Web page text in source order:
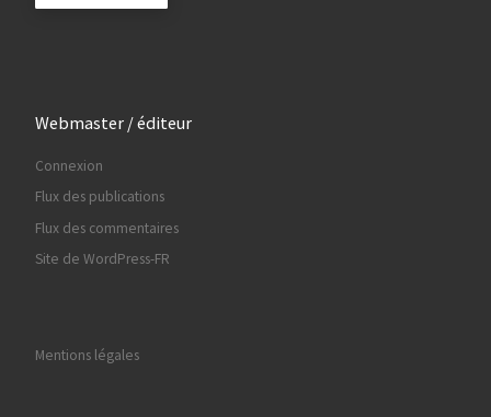
Webmaster / éditeur
Connexion
Flux des publications
Flux des commentaires
Site de WordPress-FR
Mentions légales